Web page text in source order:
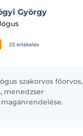
György
25 értékelés
szakorvos főorvos,
menedzser